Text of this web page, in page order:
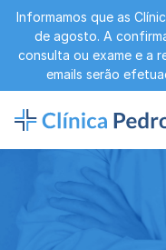
Informamos que as
de agosto. A
consulta ou exame e a
emails serão